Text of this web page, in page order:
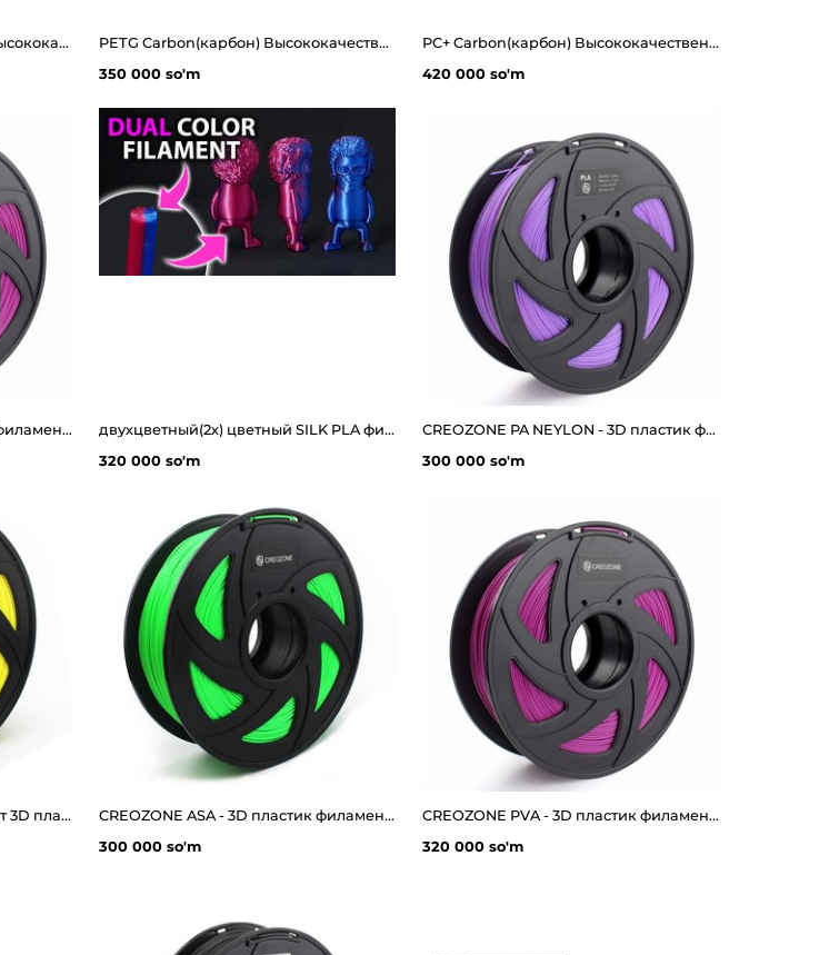
CREOZONE Carbon(карбон) Высококачественная нить из углеродного волокна для 3d принтера
PETG Carbon(карбон) Высококачественная нить из углеродного волокна для 3d принтера
350 000 so'm
PC+ Carbon(карбон) Высококачественная нить из углеродного волокна для 3d принтера
420 000 so'm
CREOZONE PVA - 3D пластик филамент для 3д принтера 0.5кг. Наивысшего качества
двухцветный(2х) цветный SILK PLA филамент
320 000 so'm
CREOZONE PA NEYLON - 3D пластик филамент для 3д принтера. Наивысшего качества
300 000 so'm
CREOZONE PC - Поликорбонат 3D пластик филамент для 3д принтера. Наивысшего качества
CREOZONE ASA - 3D пластик филамент для 3д принтера. Наивысшего качества
300 000 so'm
CREOZONE PVA - 3D пластик филамент для 3д принтера 0.5кг. Наивысшего качества
320 000 so'm